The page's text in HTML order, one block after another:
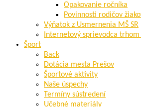
Opakovanie ročníka
Povinnosti rodičov
Výňatok z Usmernenia MŠ SR
Internetový sprievodca
Šport
Back
Dotácia mesta Prešov
Športové aktivity
Naše úspechy
Termíny sústredení
Učebné materiály